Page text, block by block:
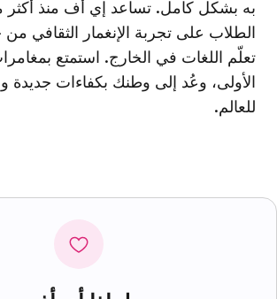
الطلاب على تجربة الإنغمار الثقافي من
تعلّم اللغات في الخارج. استمتع
الأولى، وعُد إلى وطنك بكفاءات جديدة
للعالم.